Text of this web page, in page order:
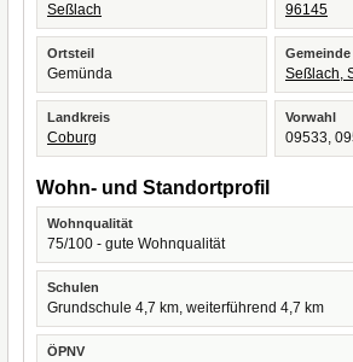
Seßlach 96145
Ortsteil
Gemünda
Gemeinde
Seßlach,
Landkreis
Coburg
Vorwahl
09533,
Wohn- und Standortprofil
Wohnqualität
75/100 - gute Wohnqualität
Schulen
Grundschule 4,7 km, weiterführend 4,7 km
ÖPNV